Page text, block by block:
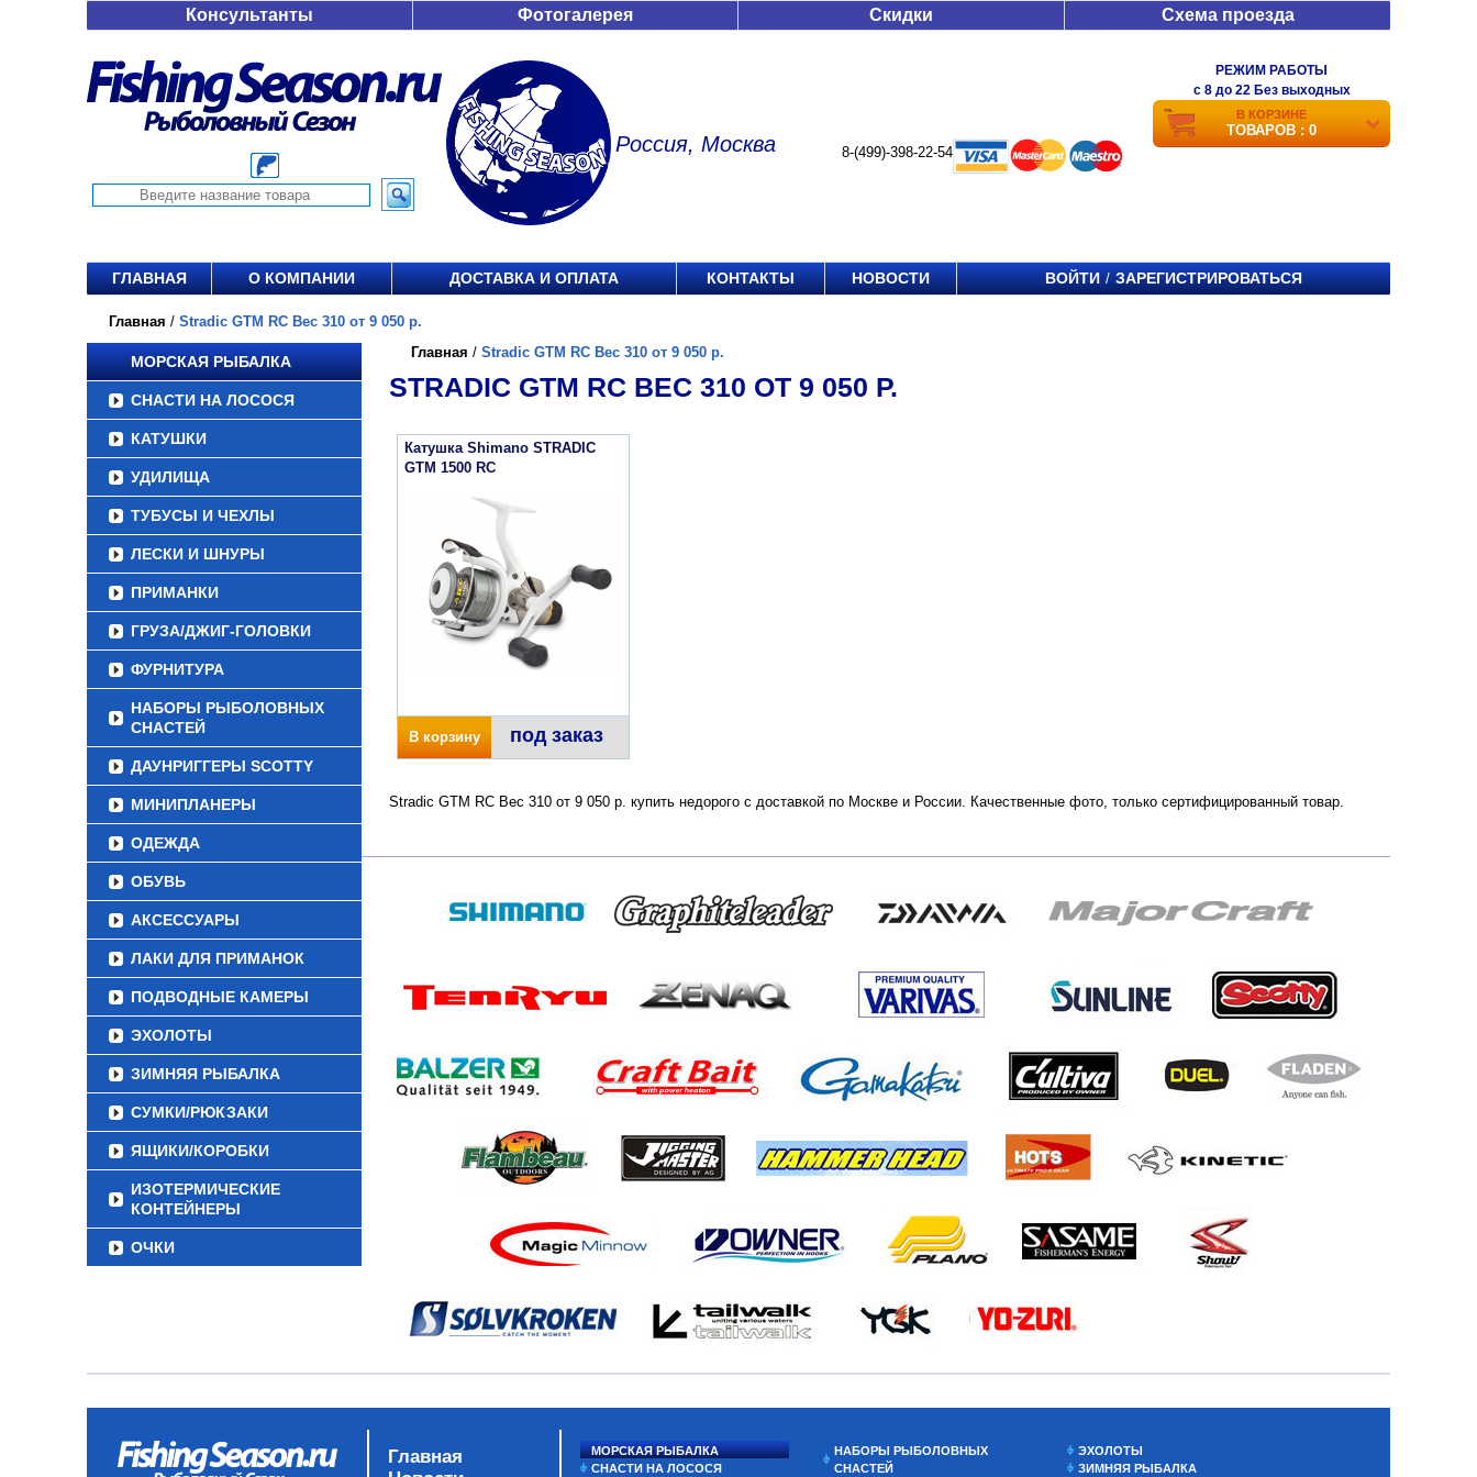
Консультанты Фотогалерея Скидки Схема проезда
Россия, Москва 8-(499)-398-22-54
РЕЖИМ РАБОТЫ
c 8 до 22 Без выходных
В КОРЗИНЕ
ТОВАРОВ : 0
ГЛАВНАЯ О КОМПАНИИ ДОСТАВКА И ОПЛАТА КОНТАКТЫ НОВОСТИ ВОЙТИ / ЗАРЕГИСТРИРОВАТЬСЯ
Главная / Stradic GTM RC Вес 310 от 9 050 р.
МОРСКАЯ РЫБАЛКА
СНАСТИ НА ЛОСОСЯ
КАТУШКИ
УДИЛИЩА
ТУБУСЫ И ЧЕХЛЫ
ЛЕСКИ И ШНУРЫ
ПРИМАНКИ
ГРУЗА/ДЖИГ-ГОЛОВКИ
ФУРНИТУРА
НАБОРЫ РЫБОЛОВНЫХ
СНАСТЕЙ
ДАУНРИГГЕРЫ SCOTTY
МИНИПЛАНЕРЫ
ОДЕЖДА
ОБУВЬ
АКСЕССУАРЫ
ЛАКИ ДЛЯ ПРИМАНОК
ПОДВОДНЫЕ КАМЕРЫ
ЭХОЛОТЫ
ЗИМНЯЯ РЫБАЛКА
СУМКИ/РЮКЗАКИ
ЯЩИКИ/КОРОБКИ
ИЗОТЕРМИЧЕСКИЕ
КОНТЕЙНЕРЫ
ОЧКИ
Главная / Stradic GTM RC Вес 310 от 9 050 р.
STRADIC GTM RC ВЕС 310 ОТ 9 050 Р.
Катушка Shimano STRADIC
GTM 1500 RC
В корзину под заказ
Stradic GTM RC Вес 310 от 9 050 р. купить недорого с доставкой по Москве и России. Качественные фото, только сертифицированный товар.
Главная
МОРСКАЯ РЫБАЛКА
СНАСТИ НА ЛОСОСЯ
НАБОРЫ РЫБОЛОВНЫХ
СНАСТЕЙ
ЭХОЛОТЫ
ЗИМНЯЯ РЫБАЛКА